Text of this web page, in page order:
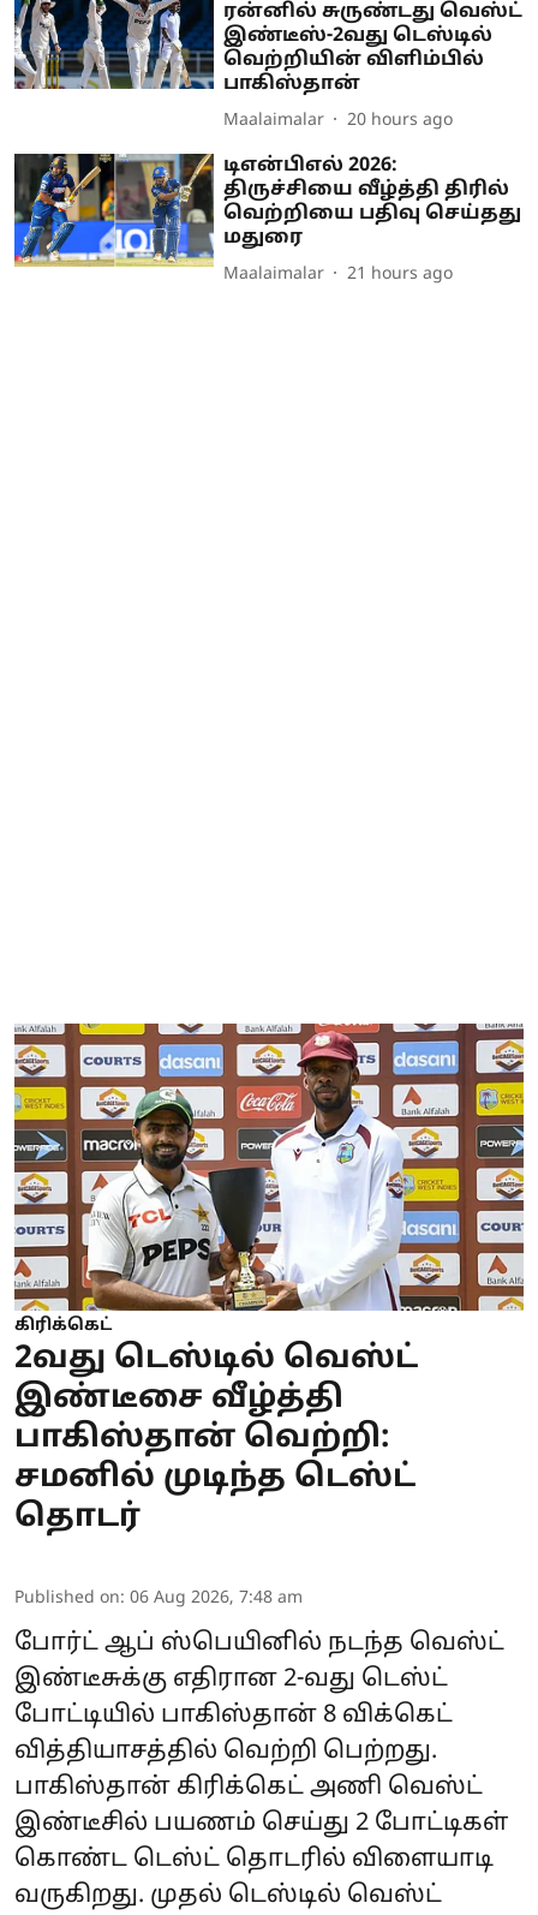
ரன்னில் சுருண்டது வெஸ்ட்
இண்டீஸ்-2வது டெஸ்டில்
வெற்றியின் விளிம்பில்
பாகிஸ்தான்
Maalaimalar 20 hours ago
டிஎன்பிஎல் 2026:
திருச்சியை வீழ்த்தி திரில்
வெற்றியை பதிவு செய்தது
மதுரை
Maalaimalar 21 hours ago
கிரிக்கெட்
2வது டெஸ்டில் வெஸ்ட்
இண்டீசை வீழ்த்தி
பாகிஸ்தான் வெற்றி:
சமனில் முடிந்த டெஸ்ட்
தொடர்
Published on: 06 Aug 2026, 7:48 am
போர்ட் ஆப் ஸ்பெயினில் நடந்த வெஸ்ட்
இண்டீசுக்கு எதிரான 2-வது டெஸ்ட்
போட்டியில் பாகிஸ்தான் 8 விக்கெட்
வித்தியாசத்தில் வெற்றி பெற்றது.
பாகிஸ்தான் கிரிக்கெட் அணி வெஸ்ட்
இண்டீசில் பயணம் செய்து 2 போட்டிகள்
கொண்ட டெஸ்ட் தொடரில் விளையாடி
வருகிறது. முதல் டெஸ்டில் வெஸ்ட்